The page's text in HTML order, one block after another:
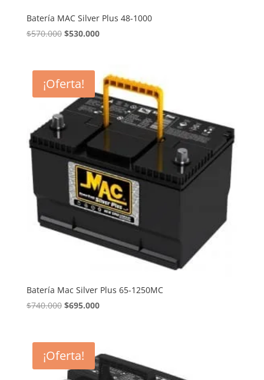
Batería MAC Silver Plus 48-1000
$570.000 El
era:
$570.000.
$530.000El
es:
$530.000.
¡Oferta!
Batería Mac Silver Plus 65-1250MC
$740.000 El
era:
$740.000.
$695.000El
$695.000.
¡Oferta!